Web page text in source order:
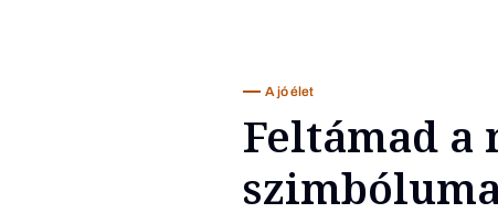
A jó élet
Feltámad